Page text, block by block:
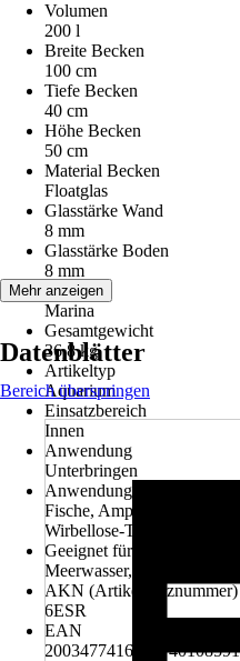
Volumen
200 l
Breite Becken
100 cm
Tiefe Becken
40 cm
Höhe Becken
50 cm
Material Becken
Floatglas
Glasstärke Wand
8 mm
Glasstärke Boden
8 mm
Serie
Marina
Gesamtgewicht
36,8 kg
Artikeltyp
Aquarium
Einsatzbereich
Innen
Anwendung
Unterbringen
Anwendungsbereich
Fische, Amphibie,
Wirbellose-Tiere
Geeignet für
Meerwasser, Süßwasser
AKN (Artikelkurznummer)
6ESR
EAN
2003477416006,
Mehr anzeigen
Datenblätter
Bereich überspringen